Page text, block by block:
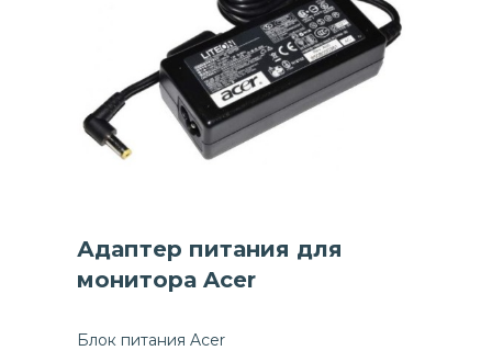
Адаптер питания для
монитора Acer
Блок питания Acer